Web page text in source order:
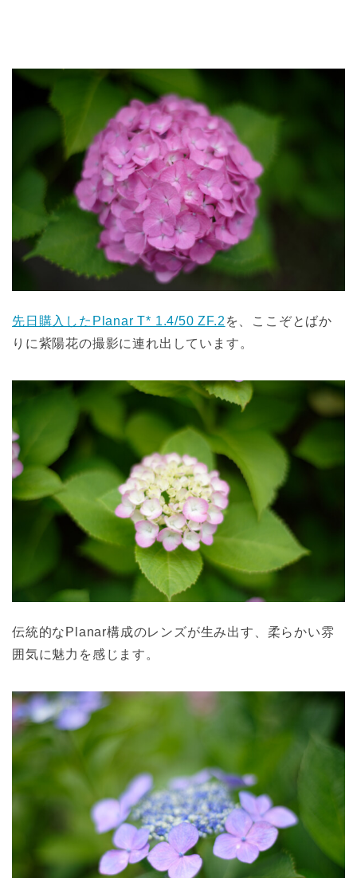
先日購入したPlanar T* 1.4/50 ZF.2 を、ここぞとばか
りに紫陽花の撮影に連れ出しています。
伝統的なPlanar構成のレンズが生み出す、柔らかい雰
囲気に魅力を感じます。